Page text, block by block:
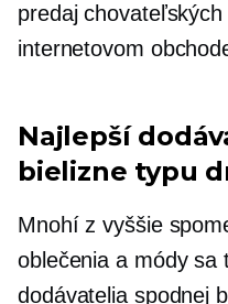
predaj
internetovom
Najlepší
bielizne typu
Mnohí z vyššie
oblečenia a módy sa
dodávatelia spodnej